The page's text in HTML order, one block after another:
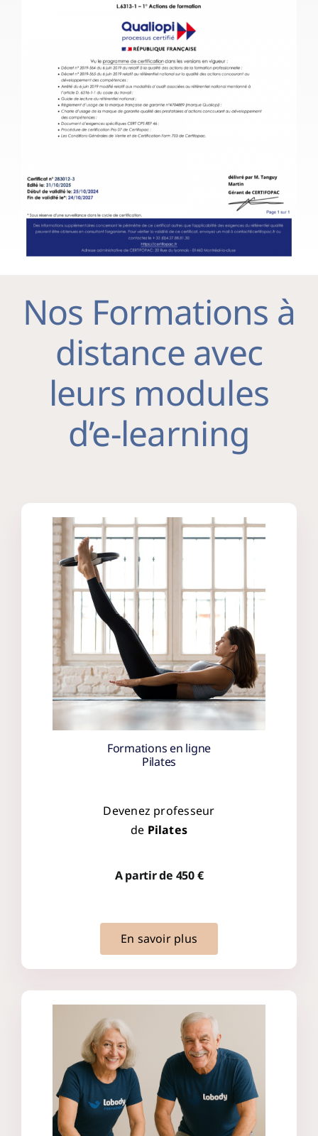
Nos Formations à
distance avec
leurs modules
d’e-learning
Formations en ligne
Pilates
Devenez professeur
de Pilates
A partir de 450 €
En savoir plus